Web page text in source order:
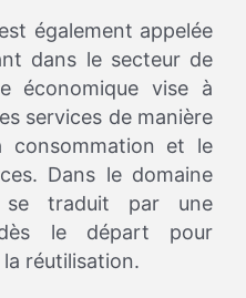
est également appelée
dans le secteur de
économique vise à
services de manière
consommation et le
Dans le domaine
se traduit par une
le départ pour
réutilisation.